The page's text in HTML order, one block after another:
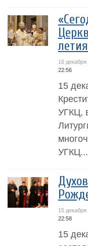
16 декабря
22:56
15
УГКЦ,
УГКЦ...
15 декабря
22:58
15